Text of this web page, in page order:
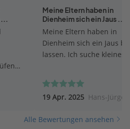
Meine Eltern haben in
Dienheim sich ein Jaus ...
Meine Eltern haben in
Dienheim sich ein Jaus
lassen. Ich suche kleines
19 Apr. 2025 Hans-
Alle Bewertungen ansehen